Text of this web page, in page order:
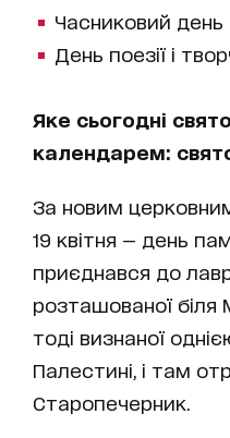
Часниковий день
День поезії і
Яке сьогодні
календарем:
За новим
19 квітня — день
приєднався до
розташованої
тоді визнаної
Палестині, і там
Старопечерник.